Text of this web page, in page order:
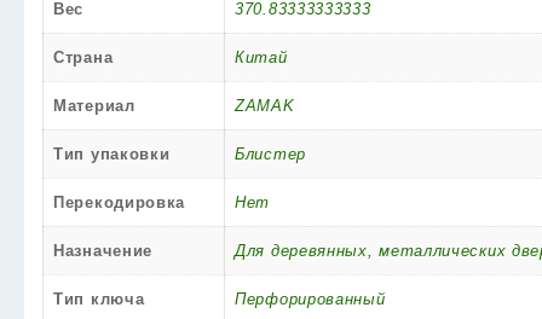
Вес 370.83333333333
Страна Китай
Материал ZAMAK
Тип упаковки Блистер
Перекодировка Нет
Назначение Для деревянных, металлических
Тип ключа Перфорированный